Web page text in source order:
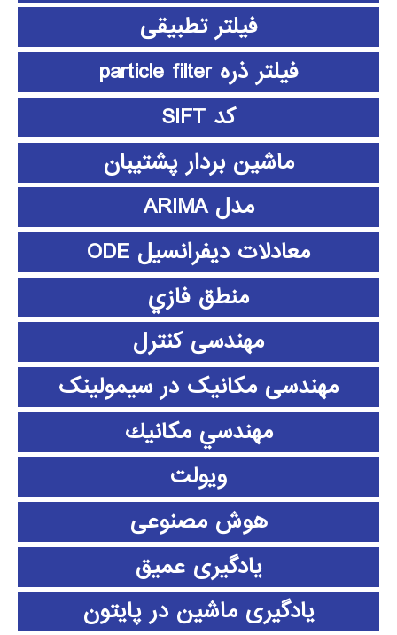
فیلتر تطبیقی
فیلتر ذره particle filter
کد SIFT
ماشین بردار پشتیبان
مدل ARIMA
معادلات دیفرانسیل ODE
منطق فازي
مهندسی کنترل
مهندسی مکانیک در سیمولینک
مهندسي مكانيك
ویولت
هوش مصنوعی
یادگیری عمیق
یادگیری ماشین در پایتون